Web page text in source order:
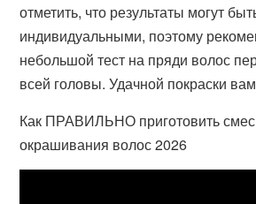
отметить, что результаты могут
индивидуальными, поэтому
небольшой тест на пряди волос
всей головы. Удачной покраски
Как ПРАВИЛЬНО приготовить
окрашивания волос 2026